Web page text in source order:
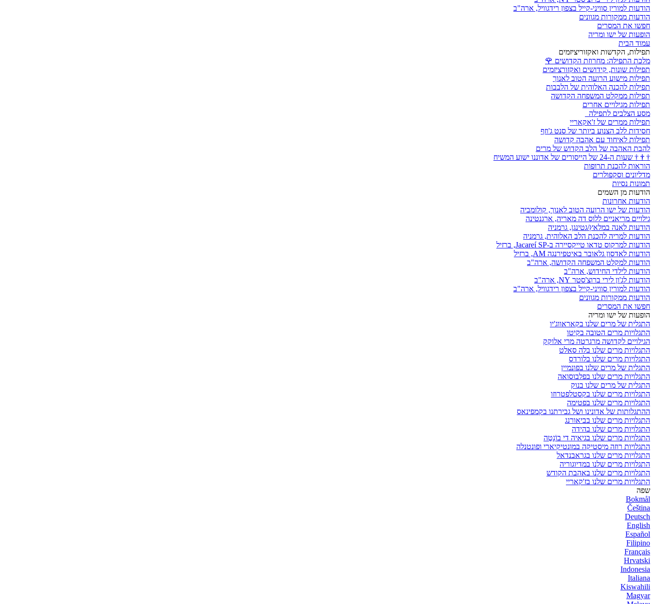
הודעות למורין סוויני-קייל בצפון רידגוויל, ארה"ב
הודעות ממקורות מגוונים
חפשו את המסרים
הופעות של ישו ומריה
עמוד הבית
תפילות, הקדשות ואקזוריציזמים
מלכת התפילה: מחרוזת הקדושים 🌹
תפילות שונות, קידושים ואקזורציזמים
תפילות מישוע הרועה הטוב לאנוך
תפילות להכנה האלוהית של הלבבות
תפילות ממקלט המשפחה הקדושה
תפילות מגילויים אחרים
מסע הצלבים לתפילה
תפילות ממרים של ז'אקאריי
חסידות ללב הצנוע ביותר של סנט ג'וזף
תפילות לאיחוד עם אהבה קדושה
להבת האהבה של הלב הקדוש של מרים
†
†
† שעות ה-24 של הייסורים של אדוננו ישוע המשיח
הוראות להכנת תרופות
מדליונים וסקפולרים
תמונות נסיות
הודעות מן השמים
הודעות אחרונות
הודעות של ישו הרועה הטוב לאנוך, קולומביה
גילויים מריאניים ללוס דה מאריה, ארגנטינה
הודעות לאנה במלאץ/גטינגן, גרמניה
הודעות למריה להכנת הלב האלוהית, גרמניה
הודעות למרקוס טדאו טייקסיירה ב-Jacareí SP, ברזיל
הודעות לאדסון גלאובר באיטפירנגה AM, ברזיל
הודעות למקלט המשפחה הקדושה, ארה"ב
הודעות לילדי החידוש, ארה"ב
הודעות לג'ון לירי ברוצ'סטר NY, ארה"ב
הודעות למורין סוויני-קייל בצפון רידגוויל, ארה"ב
הודעות ממקורות מגוונים
חפשו את המסרים
הופעות של ישו ומריה
התגלית של מרים שלנו בקאראווג'יו
התגלויות מרים הטובה בקיטו
הגילויים לקדושה מרגרטה מרי אלוקק
התגלויות מרים שלנו בלה סאלט
התגלויות מרים שלנו בלורדס
התגלית של מרים שלנו בפונמיין
התגלויות מרים שלנו בפלבוסואה
התגלית של מרים שלנו בנוק
התגלויות מרים שלנו בקסטלפטרוזו
התגלויות מרים שלנו בפטימה
ההתגלותות של אדונינו ושל גבירתנו בקמפינאס
התגלויות מרים שלנו בביאורנג
התגלויות מרים שלנו בהידה
התגלויות מרים שלנו בגיאיה די בוֹנָטֶה
התגלויות רוזה מיסטיקה במונטיקיארי ופונטנלה
התגלויות מרים שלנו בגראבנדאל
התגלויות מרים שלנו במדיוגוריה
התגלויות מרים שלנו באהבת הקודש
התגלויות מרים שלנו בז'קאריי
שפה
Bokmål
Čeština
Deutsch
English
Español
Filipino
Français
Hrvatski
Indonesia
Italiana
Kiswahili
Magyar